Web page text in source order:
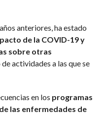
anteriores, ha estado
de la COVID-19 y
sobre otras
actividades a las que se
en los programas
las enfermedades de